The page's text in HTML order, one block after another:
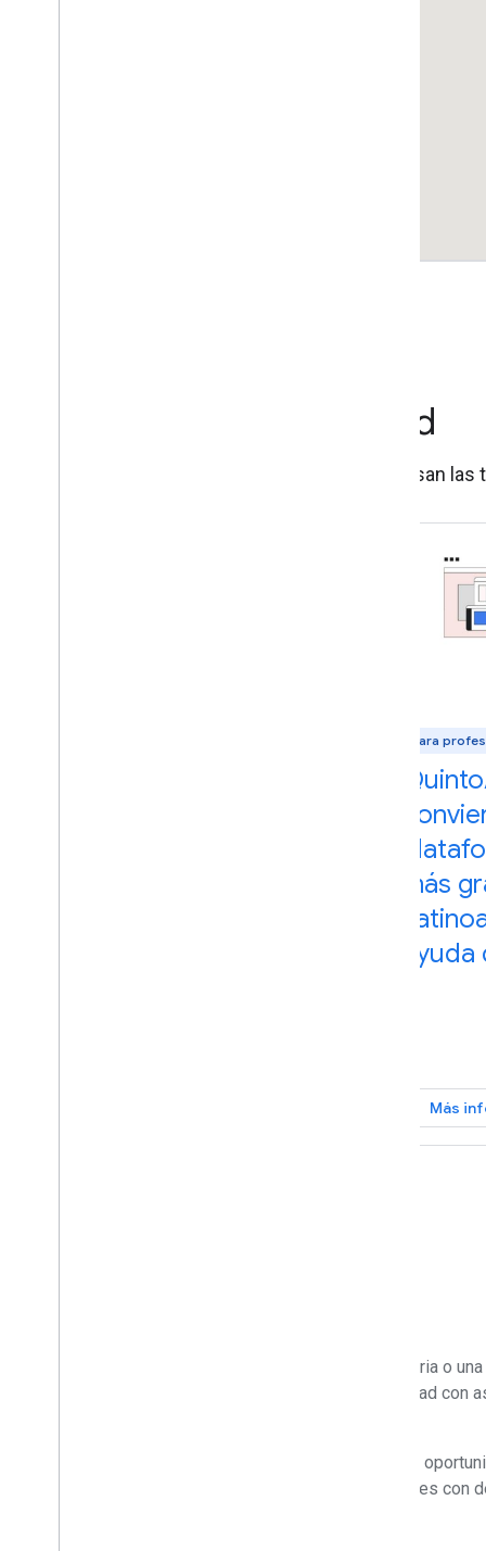
Historias de la comunidad
Descubre cómo los alumnos del acelerador usan las
Para
más
Más
Ya sea que te enfoques en una geografía, una industria o
acelerador puede ayudarte a llevar tu idea a la realidad con
Durante el programa, también recibirás capacitación,
liderazgo y la oportunidad de compartir tus soluciones con